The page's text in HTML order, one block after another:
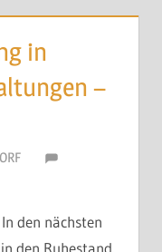
in
–
den nächsten
den Ruhestand.